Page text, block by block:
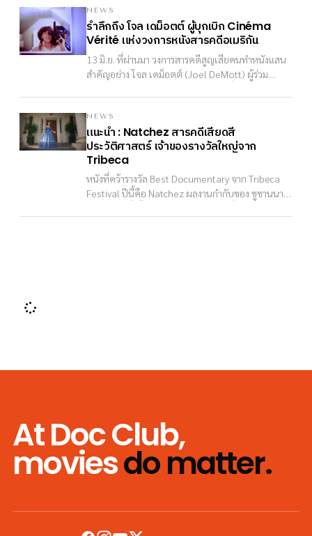
NEWS
รำลึกถึงโจล เดม็อตต์ผู้บุกเบิก Cinéma
Vérité แห่งวงการหนังสารคดีอเมริกัน
13 มิ.ย. ที่ผ่านมา วงการสารคดีสูญเสียคนทำหนังแสน
สำคัญอย่าง โจล เดม็อตต์ (Joel DeMott) ผู้ร่วม
และหนังของเธอได้รับการยกย่องว่าถ่ายทอดสังคม
อเมริกันได้อย่างทั้งงดงามลึกซึ้ง จนเป็นแรงบันดาลใจ
ให้แก่คนทำหนังรุ่นต่อมามากมาย
NEWS
แนะนำ : Natchez สารคดีเสียดสี
ประวัติศาสตร์เจ้าของรางวัลใหญ่จาก
Tribeca
หนังที่คว้ารางวัล Best Documentary จาก Tribeca
Festival ปีนี้คือ Natchez ผลงานกำกับของ ซูซานนาห์
At Doc Club,
moviesdo matter.